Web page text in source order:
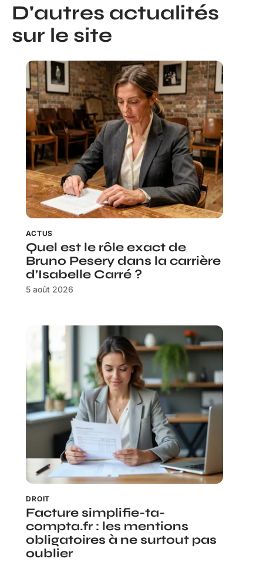
D'autres actualités
sur le site
ACTUS
Quel est le rôle exact de
Bruno Pesery dans la carrière
d’Isabelle Carré ?
5 août 2026
DROIT
Facture simplifie-ta-
compta.fr : les mentions
obligatoires à ne surtout pas
oublier